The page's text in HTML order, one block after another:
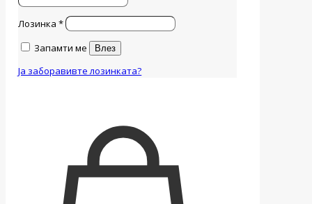
Лозинка*
Запамти ме
Влез
Ја заборавивте лозинката?